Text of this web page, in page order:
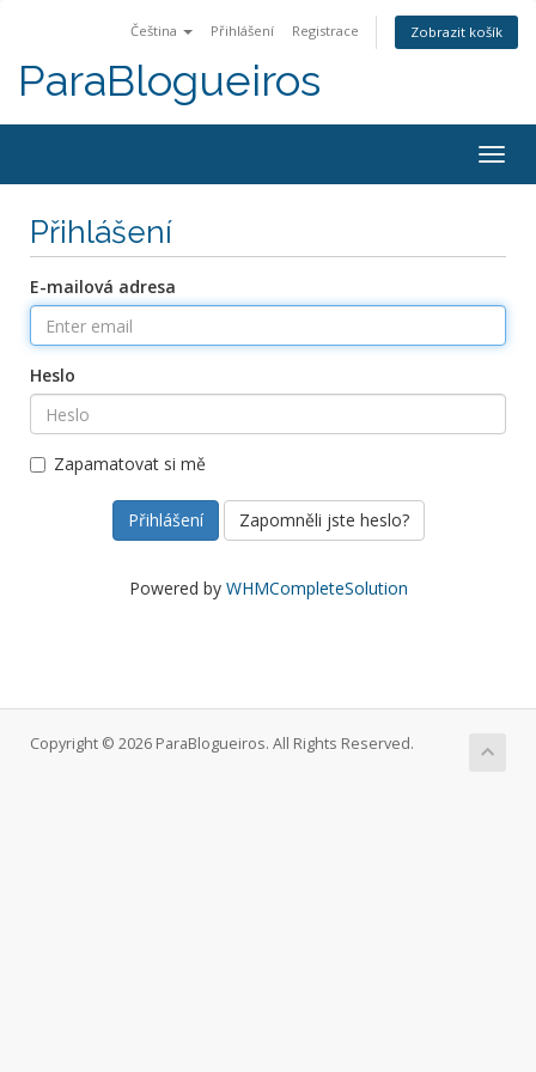
Čeština Přihlášení Registrace Zobrazit košík
ParaBlogueiros
Přihlášení
E-mailová adresa
Heslo
Zapamatovat si mě
Zapomněli jste heslo?
Powered by WHMCompleteSolution
Copyright © 2026 ParaBlogueiros. All Rights Reserved.